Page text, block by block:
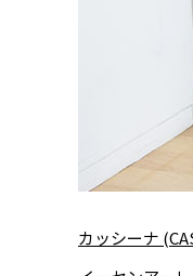
カッシーナ